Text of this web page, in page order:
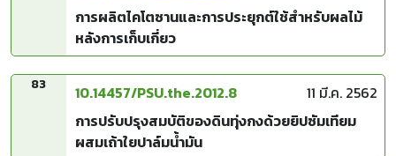
การผลิตไคโตซานและการประยุกต์ใช้สำหรับผลไม้
หลังการเก็บเกี่ยว
83 10.14457/PSU.the.2012.8
11 มี.ค. 2562
การปรับปรุงสมบัติของดินทุ่งกงด้วยยิปซัมเทียม
ผสมเถ้าใยปาล์มน้ำมัน